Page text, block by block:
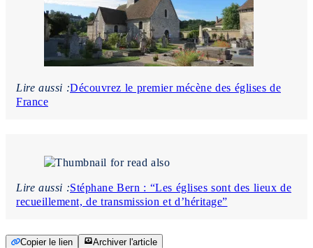
Lire aussi :Découvrez le premier mécène des églises de
France
Lire aussi :Stéphane Bern : “Les églises sont des lieux de
recueillement, de transmission et d’héritage”
Copier le lien Archiver l'article